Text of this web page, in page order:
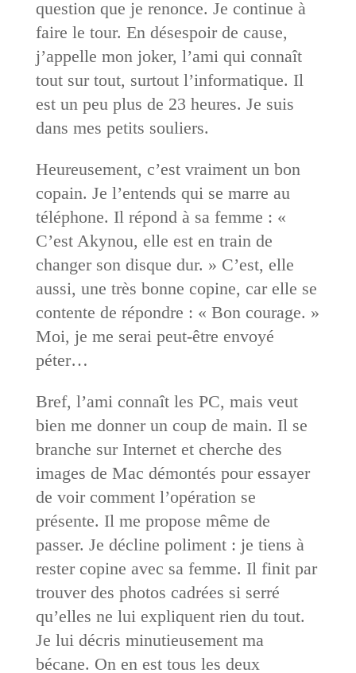
question que je renonce. Je continue à
faire le tour. En désespoir de cause,
j’appelle mon joker, l’ami qui connaît
tout sur tout, surtout l’informatique. Il
est un peu plus de 23 heures. Je suis
dans mes petits souliers.
Heureusement, c’est vraiment un bon
copain. Je l’entends qui se marre au
téléphone. Il répond à sa femme : «
C’est Akynou, elle est en train de
changer son disque dur. » C’est, elle
aussi, une très bonne copine, car elle se
contente de répondre : « Bon courage. »
Moi, je me serai peut-être envoyé
péter…
Bref, l’ami connaît les PC, mais veut
bien me donner un coup de main. Il se
branche sur Internet et cherche des
images de Mac démontés pour essayer
de voir comment l’opération se
présente. Il me propose même de
passer. Je décline poliment : je tiens à
rester copine avec sa femme. Il finit par
trouver des photos cadrées si serré
qu’elles ne lui expliquent rien du tout.
Je lui décris minutieusement ma
bécane. On en est tous les deux